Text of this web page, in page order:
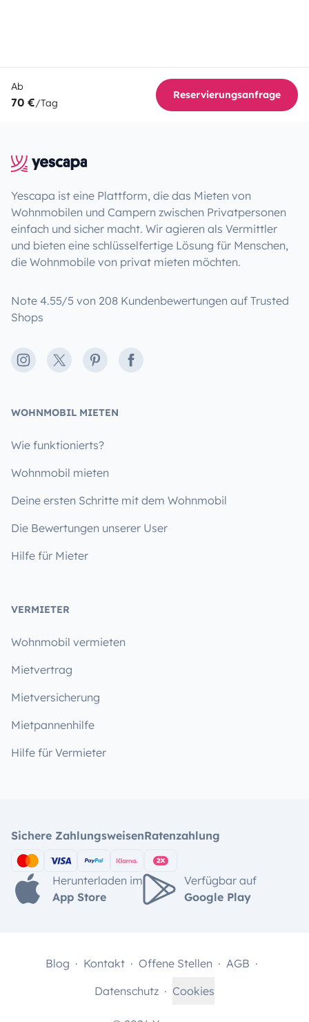
Ab
70 €/Tag
Reservierungsanfrage
Yescapa ist eine Plattform, die das Mieten von
Wohnmobilen und Campern zwischen Privatpersonen
einfach und sicher macht. Wir agieren als Vermittler
und bieten eine schlüsselfertige Lösung für Menschen,
die Wohnmobile von privat mieten möchten.
Note 4.55/5 von 208 Kundenbewertungen auf Trusted
Shops
Instagram
X PinterestFacebook
WOHNMOBIL MIETEN
Wie funktionierts?
Wohnmobil mieten
Deine ersten Schritte mit dem Wohnmobil
Die Bewertungen unserer User
Hilfe für Mieter
VERMIETER
Wohnmobil vermieten
Mietvertrag
Mietversicherung
Mietpannenhilfe
Hilfe für Vermieter
Sichere ZahlungsweisenRatenzahlung
Herunterladen im
App Store
Verfügbar auf
Google Play
Blog Kontakt Offene Stellen
AGB
Datenschutz
Cookies